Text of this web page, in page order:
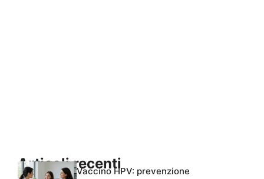
Articoli recentiVaccino HPV: prevenzione